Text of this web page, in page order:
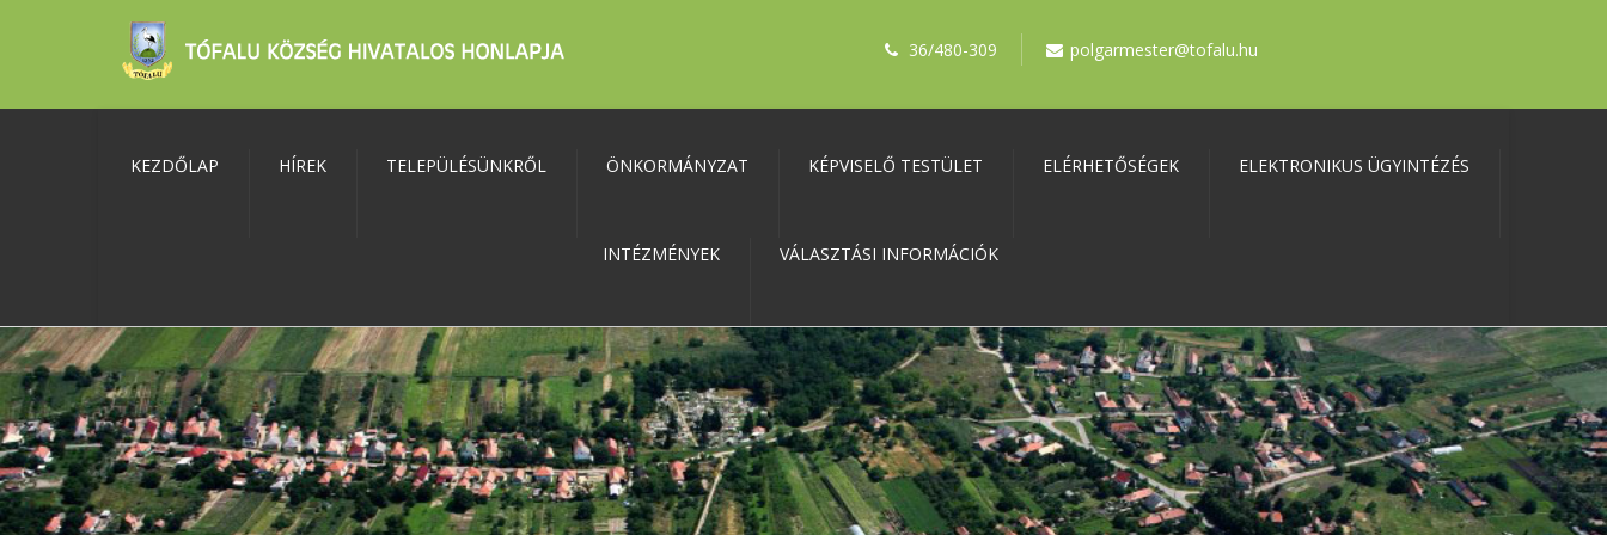
36/480-309 polgarmester@tofalu.hu
KEZDŐLAP HÍREK TELEPÜLÉSÜNKRŐL ÖNKORMÁNYZAT KÉPVISELŐ TESTÜLET ELÉRHETŐSÉGEK ELEKTRONIKUS ÜGYINTÉZÉS
INTÉZMÉNYEK VÁLASZTÁSI INFORMÁCIÓK